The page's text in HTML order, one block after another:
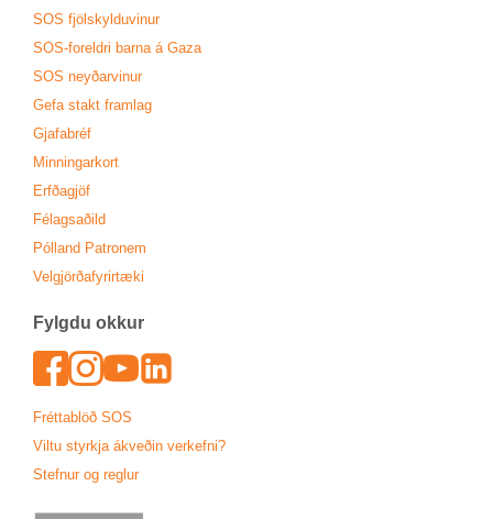
SOS fjöl­skyldu­vin­ur
SOS-for­eldri barna á Gaza
SOS neyð­ar­vin­ur
Gefa stakt fram­lag
Gjafa­bréf
Minn­ing­ar­kort
Erfða­gjöf
Fé­lags­að­ild
Pól­land Patronem
Vel­gjörða­fyr­ir­tæki
Fylgdu okk­ur
Face­book
In­sta­gram
Youtu­be
Lin­ked­In
Frétta­blöð SOS
Viltu styrkja ákveð­in verk­efni?
Stefn­ur og regl­ur